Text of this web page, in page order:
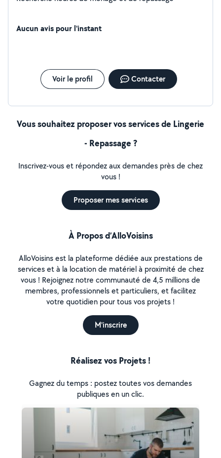
Aucun avis pour l'instant
Voir le profil Contacter
Vous souhaitez proposer vos services de Lingerie
- Repassage ?
Inscrivez-vous et répondez aux demandes près de chez
vous !
Proposer mes services
À Propos d’AlloVoisins
AlloVoisins est la plateforme dédiée aux prestations de
services et à la location de matériel à proximité de chez
vous ! Rejoignez notre communauté de 4,5 millions de
membres, professionnels et particuliers, et facilitez
votre quotidien pour tous vos projets !
M'inscrire
Réalisez vos Projets !
Gagnez du temps : postez toutes vos demandes
publiques en un clic.